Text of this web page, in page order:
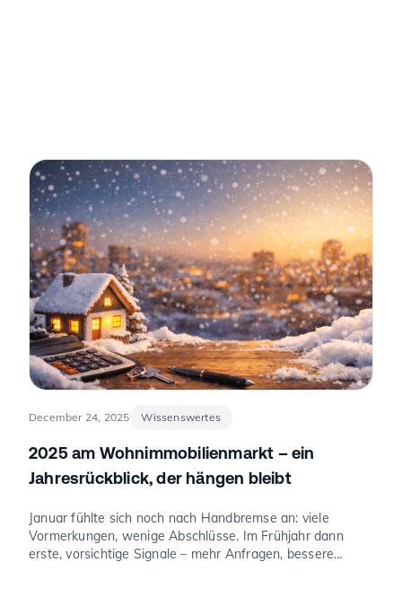
December 24, 2025 Wissenswertes
2025 am Wohnimmobilienmarkt – ein
Jahresrückblick, der hängen bleibt
Januar fühlte sich noch nach Handbremse an: viele
Vormerkungen, wenige Abschlüsse. Im Frühjahr dann
erste, vorsichtige Signale – mehr Anfragen, bessere